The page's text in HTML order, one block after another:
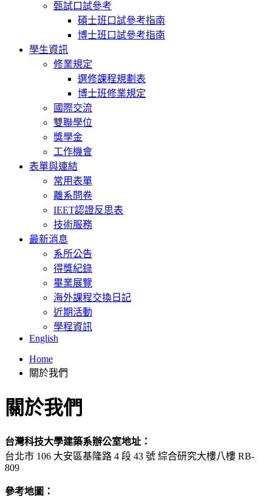
甄試口試參考
碩士班口試參考指南
博士班口試參考指南
學生資訊
修業規定
選修課程規劃表
博士班修業規定
國際交流
雙聯學位
獎學金
工作機會
表單與連結
常用表單
離系問卷
IEET認證反思表
技術服務
最新消息
系所公告
得獎紀錄
畢業展覽
海外課程交換日記
近期活動
學程資訊
English
Home
關於我們
關於我們
台灣科技大學建築系辦公室地址：
台北市 106 大安區基隆路 4 段 43 號 綜合研究大樓八樓 RB-
809
參考地圖：